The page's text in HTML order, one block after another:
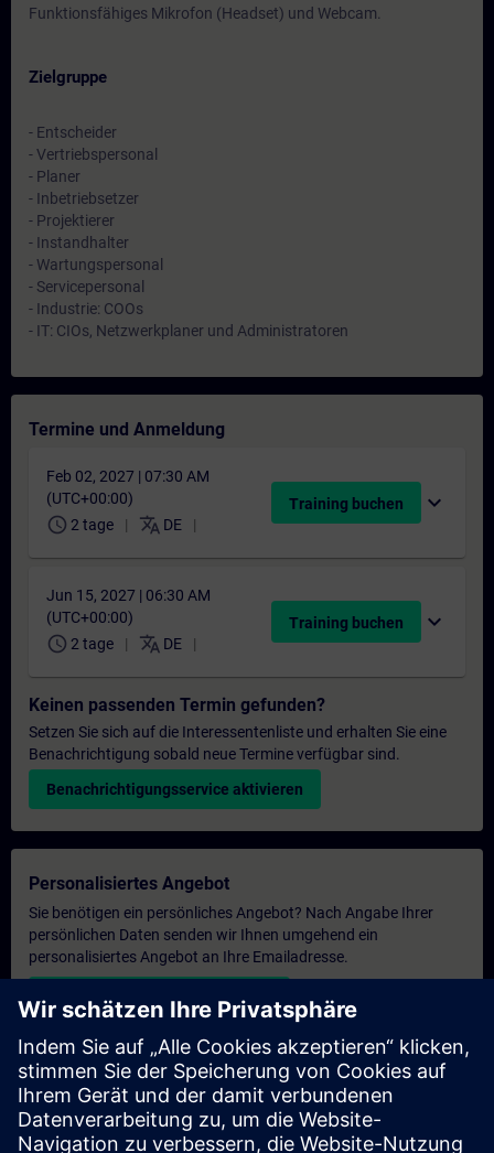
Funktionsfähiges Mikrofon (Headset) und Webcam.
Zielgruppe
- Entscheider
- Vertriebspersonal
- Planer
- Inbetriebsetzer
- Projektierer
- Instandhalter
- Wartungspersonal
- Servicepersonal
- Industrie: COOs
- IT: CIOs, Netzwerkplaner und Administratoren
Termine und Anmeldung
Feb 02, 2027 | 07:30 AM
(UTC+00:00)
schedule 2 tage translate DE
Training buchen expand_more
Jun 15, 2027 | 06:30 AM
(UTC+00:00)
schedule 2 tage translate DE
Training buchen expand_more
Keinen passenden Termin gefunden?
Setzen Sie sich auf die Interessentenliste und erhalten Sie eine
Benachrichtigung sobald neue Termine verfügbar sind.
Benachrichtigungsservice aktivieren
Personalisiertes Angebot
Sie benötigen ein persönliches Angebot? Nach Angabe Ihrer
persönlichen Daten senden wir Ihnen umgehend ein
personalisiertes Angebot an Ihre Emailadresse.
Persönliches Angebot zusenden
Anfrage Exklusivtraining
Haben Sie Bedarf an einem höheren Schulungsangebot und
brauchen ein exklusives Training – entweder vor Ort bei Ihnen,